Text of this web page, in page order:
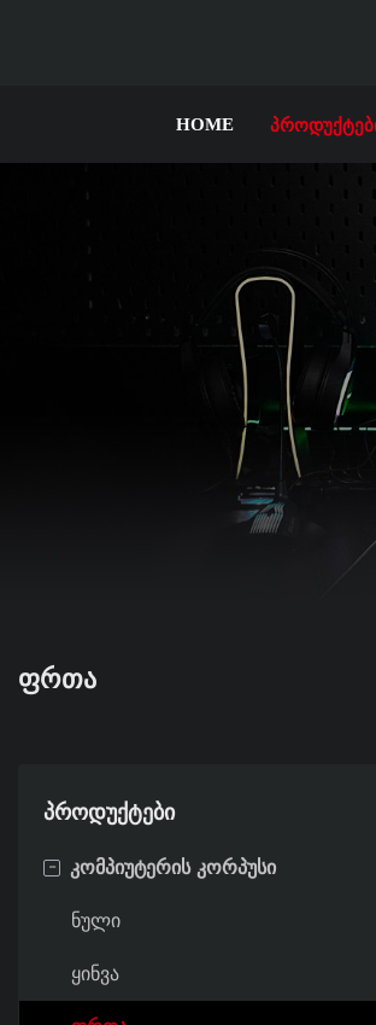
HOME
ᲤᲠᲗᲐ
პროდუქტები
- კომპიუტერის კორპუსი
ნული
ყინვა